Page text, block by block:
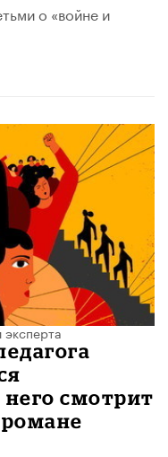
о «войне и
него смотрит